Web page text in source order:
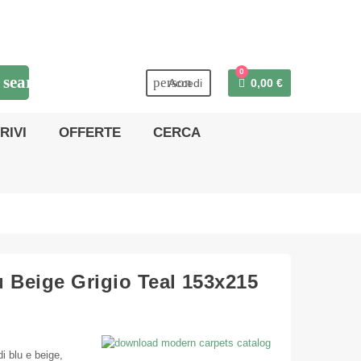
search person
Accedi
0
0,00 €
OFFERTE CERCA
Grigio Teal 153x215
blu e beige,